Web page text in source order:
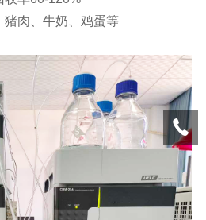
肉、牛奶、鸡蛋等